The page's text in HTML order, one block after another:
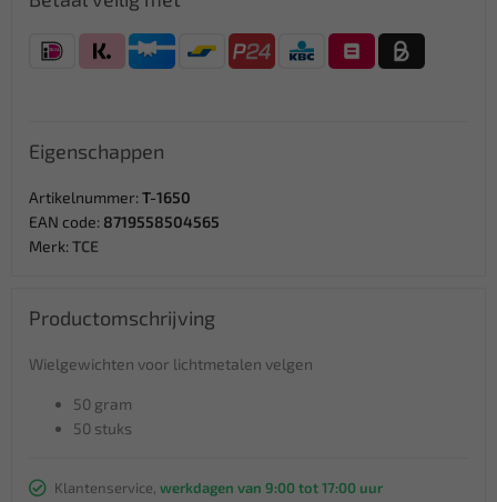
Eigenschappen
Artikelnummer: T-1650
EAN code: 8719558504565
Merk: TCE
Productomschrijving
Wielgewichten voor lichtmetalen velgen
50 gram
50 stuks
Klantenservice, werkdagen van 9:00 tot 17:00 uur